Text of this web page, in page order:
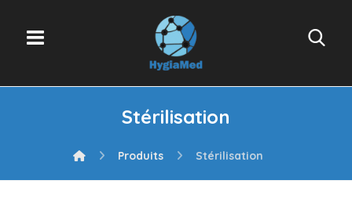
Stérilisation
Produits Stérilisation